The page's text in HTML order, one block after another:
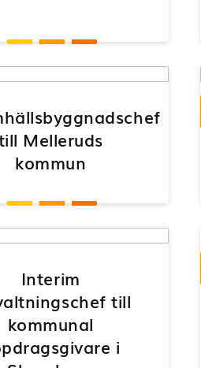
Melleruds
kommun
Interim
till
kommunal
i